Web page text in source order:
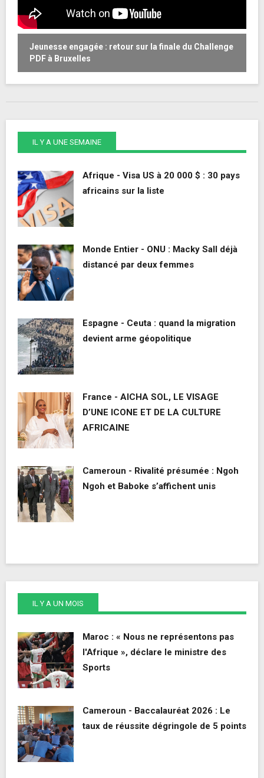
Jeunesse engagée : retour sur la finale du Challenge
PDF à Bruxelles
IL Y A UNE SEMAINE
Afrique - Visa US à 20 000 $ : 30 pays
africains sur la liste
Monde Entier - ONU : Macky Sall déjà
distancé par deux femmes
Espagne - Ceuta : quand la migration
devient arme géopolitique
France - AICHA SOL, LE VISAGE
D’UNE ICONE ET DE LA CULTURE
AFRICAINE
Cameroun - Rivalité présumée : Ngoh
Ngoh et Baboke s’affichent unis
IL Y A UN MOIS
Maroc : « Nous ne représentons pas
l'Afrique », déclare le ministre des
Sports
Cameroun - Baccalauréat 2026 : Le
taux de réussite dégringole de 5 points